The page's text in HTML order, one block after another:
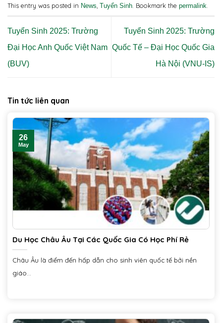
This entry was posted in News Tuyển Sinh . Bookmark the permalink
Tuyển Sinh 2025: Trường
Đại Học Anh Quốc Việt Nam
(BUV)
Tuyển Sinh 2025: Trường
Quốc Tế – Đại Học Quốc Gia
Hà Nội (VNU-IS)
Tin tức liên quan
Du Học Châu Âu Tại Các Quốc Gia Có Học Phí Rẻ
Châu Âu là điểm đến hấp dẫn cho sinh viên quốc tế bởi nền
giáo...
26
May